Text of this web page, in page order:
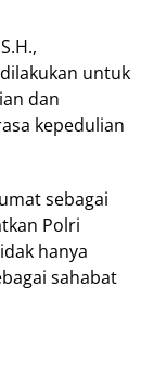
untuk
dаn
kepedulian
ѕеbаgаі
Pоlrі
hanya
sahabat